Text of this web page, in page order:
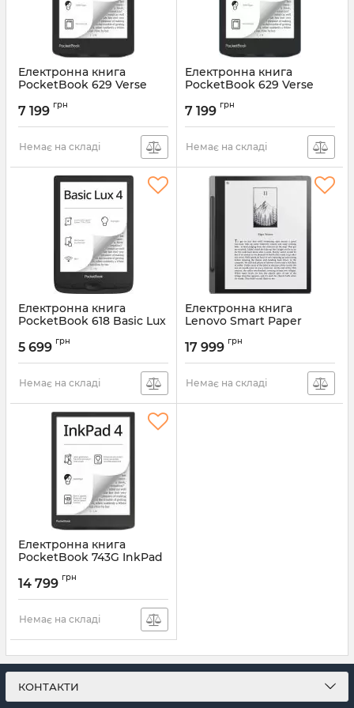
Електронна книга
PocketBook 629 Verse
Артикул:
7 199 грн
Немає на складі
Електронна книга
PocketBook 629 Verse
Артикул:
7 199 грн
Немає на складі
Електронна книга
PocketBook 618 Basic Lux
Артикул:
5 699 грн
Немає на складі
Електронна книга
Lenovo Smart Paper
Артикул: ZAC00014UA
17 999 грн
Немає на складі
Електронна книга
PocketBook 743G InkPad
(PB743G-U-CIS)
Артикул: PB743G-U-CIS
14 799 грн
Немає на складі
КОНТАКТИ